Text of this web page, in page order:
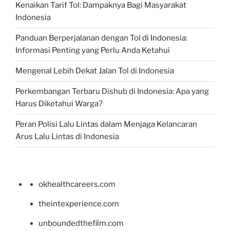
Kenaikan Tarif Tol: Dampaknya Bagi Masyarakat
Indonesia
Panduan Berperjalanan dengan Tol di Indonesia:
Informasi Penting yang Perlu Anda Ketahui
Mengenal Lebih Dekat Jalan Tol di Indonesia
Perkembangan Terbaru Dishub di Indonesia: Apa yang
Harus Diketahui Warga?
Peran Polisi Lalu Lintas dalam Menjaga Kelancaran
Arus Lalu Lintas di Indonesia
okhealthcareers.com
theintexperience.com
unboundedthefilm.com